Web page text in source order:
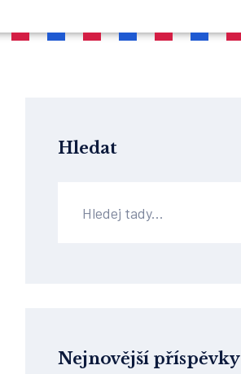
Hledat
Nejnovější příspěvky